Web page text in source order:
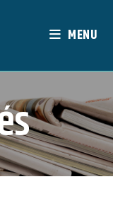
MENU